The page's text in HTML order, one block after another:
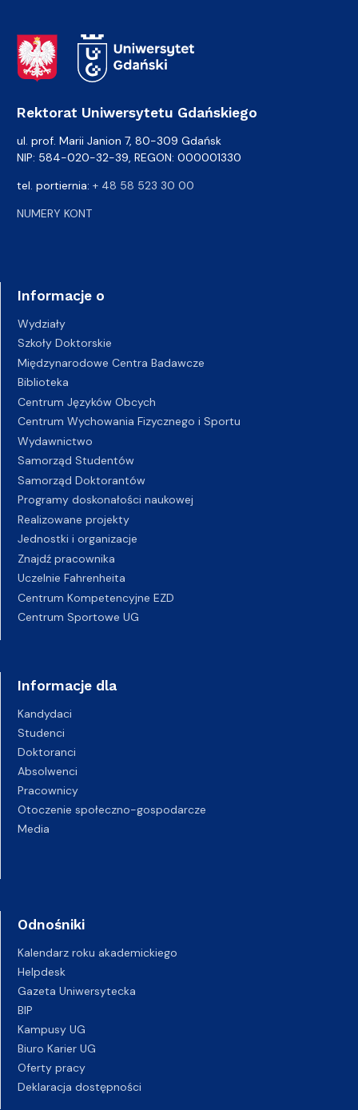
Adres Rektoratu
Rektorat Uniwersytetu Gdańskiego
ul. prof. Marii Janion 7, 80-309 Gdańsk
NIP: 584-020-32-39, REGON: 000001330
tel. portiernia: + 48 58 523 30 00
NUMERY KONT
Informacje o
Wydziały
Szkoły Doktorskie
Międzynarodowe Centra Badawcze
Biblioteka
Centrum Języków Obcych
Centrum Wychowania Fizycznego i Sportu
Wydawnictwo
Samorząd Studentów
Samorząd Doktorantów
Programy doskonałości naukowej
Realizowane projekty
Jednostki i organizacje
Znajdź pracownika
Uczelnie Fahrenheita
Centrum Kompetencyjne EZD
Centrum Sportowe UG
Informacje dla
Kandydaci
Studenci
Doktoranci
Absolwenci
Pracownicy
Otoczenie społeczno-gospodarcze
Media
Odnośniki
Kalendarz roku akademickiego
Helpdesk
Gazeta Uniwersytecka
BIP
Kampusy UG
Biuro Karier UG
Oferty pracy
Deklaracja dostępności